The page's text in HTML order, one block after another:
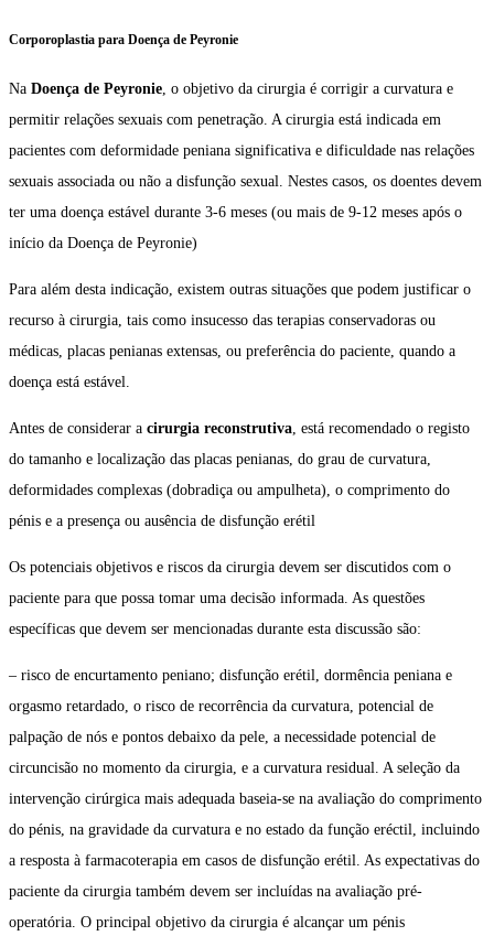
Corporoplastia para Doença de Peyronie
Na Doença de Peyronie, o objetivo da cirurgia é corrigir a curvatura e
permitir relações sexuais com penetração. A cirurgia está indicada em
pacientes com deformidade peniana significativa e dificuldade nas relações
sexuais associada ou não a disfunção sexual. Nestes casos, os doentes devem
ter uma doença estável durante 3-6 meses (ou mais de 9-12 meses após o
início da Doença de Peyronie)
Para além desta indicação, existem outras situações que podem justificar o
recurso à cirurgia, tais como insucesso das terapias conservadoras ou
médicas, placas penianas extensas, ou preferência do paciente, quando a
doença está estável.
Antes de considerar a cirurgia reconstrutiva, está recomendado o registo
do tamanho e localização das placas penianas, do grau de curvatura,
deformidades complexas (dobradiça ou ampulheta), o comprimento do
pénis e a presença ou ausência de disfunção erétil
Os potenciais objetivos e riscos da cirurgia devem ser discutidos com o
paciente para que possa tomar uma decisão informada. As questões
específicas que devem ser mencionadas durante esta discussão são:
– risco de encurtamento peniano; disfunção erétil, dormência peniana e
orgasmo retardado, o risco de recorrência da curvatura, potencial de
palpação de nós e pontos debaixo da pele, a necessidade potencial de
circuncisão no momento da cirurgia, e a curvatura residual. A seleção da
intervenção cirúrgica mais adequada baseia-se na avaliação do comprimento
do pénis, na gravidade da curvatura e no estado da função eréctil, incluindo
a resposta à farmacoterapia em casos de disfunção erétil. As expectativas do
paciente da cirurgia também devem ser incluídas na avaliação pré-
operatória. O principal objetivo da cirurgia é alcançar um pénis